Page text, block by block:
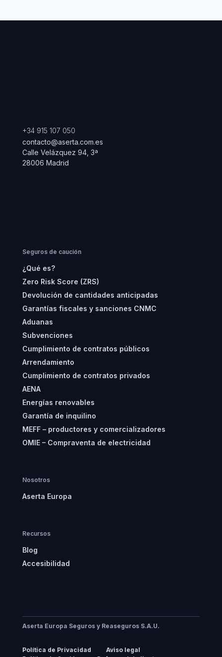
+34 915 107 050
contacto@aserta.com.es
Calle Velázquez 94, 3ª
28006 Madrid
Seguros de caución
¿Qué es?
Zero Risk Score (ZRS)
Devolución de cantidades anticipadas
Garantías fiscales y sanciones CNMC
Aduanas
Subvenciones
Cumplimiento de contratos públicos
Arrendamiento
Cumplimiento de contratos privados
AENA
Energías renovables
Garantía de inquilino
MEFF – productores y comercializadores
OMIE – Compraventa de electricidad
Nosotros
Aserta Europa
Recursos
Blog
Accesibilidad
Aserta Europa Seguros y Reaseguros S.A.U.
Política de Privacidad
Aviso legal